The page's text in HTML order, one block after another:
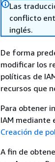
Las
conflicto
inglés.
De forma
modificar los
políticas de
recursos que
Para obtener
IAM mediante
Creación de
A fin de